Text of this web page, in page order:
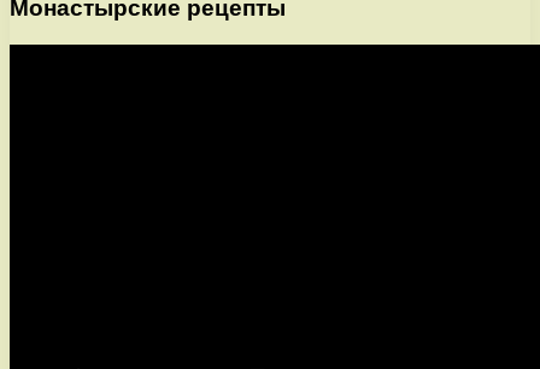
Монастырские рецепты